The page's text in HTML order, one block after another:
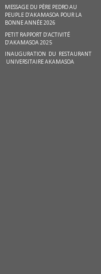
MESSAGE DU PÈRE PEDRO AU
PEUPLE D’AKAMASOA POUR LA
BONNE ANNÉE 2026
PETIT RAPPORT D’ACTIVITÉ
D’AKAMASOA 2025
INAUGURATION DU RESTAURANT
UNIVERSITAIRE AKAMASOA